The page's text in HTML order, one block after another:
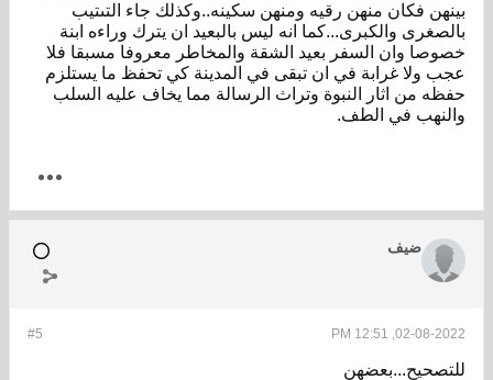
بينهن فكان منهن رقيه ومنهن سكينه..وكذلك جاء التىتيب
بالصغرى والكبرى...كما انه ليس بالبعيد ان يترك وراءه ابنة
خصوصا وان السفر بعيد الشقة والمخاطر معروفا مسبقا فلا
عجب ولا غرابة في ان تبقى في المدينة كي تحفظ ما يستلزم
حفظه من اثار النبوة وتراث الرسالة مما يخاف عليه السلب
والنهب في الطف.
ضيف
#5 02-08-2022, 12:51 PM
للتصحيح...بعضهن